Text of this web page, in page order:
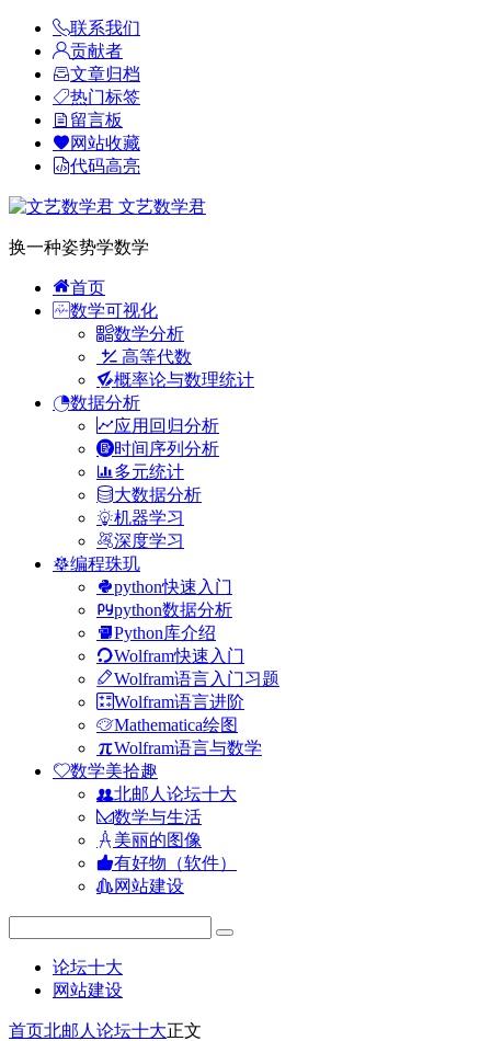
联系我们
贡献者
文章归档
热门标签
留言板
网站收藏
代码高亮
文艺数学君
换一种姿势学数学
首页
数学可视化
数学分析
高等代数
概率论与数理统计
数据分析
应用回归分析
时间序列分析
多元统计
大数据分析
机器学习
深度学习
编程珠玑
python快速入门
python数据分析
Python库介绍
Wolfram快速入门
Wolfram语言入门习题
Wolfram语言进阶
Mathematica绘图
Wolfram语言与数学
数学美拾趣
北邮人论坛十大
数学与生活
美丽的图像
有好物（软件）
网站建设
论坛十大
网站建设
首页北邮人论坛十大正文